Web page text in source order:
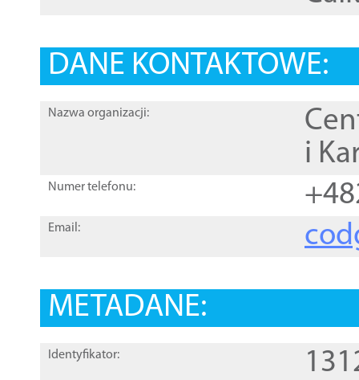
DANE KONTAKTOWE:
Nazwa organizacji:
i
Numer telefonu:
Email:
METADANE:
Identyfikator: